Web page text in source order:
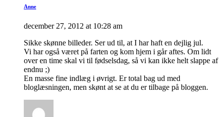
Anne
december 27, 2012 at 10:28 am
Sikke skønne billeder. Ser ud til, at I har haft en dejlig jul.
Vi har også været på farten og kom hjem i går aftes. Om lidt
over en time skal vi til fødselsdag, så vi kan ikke helt slappe af
endnu ;)
En masse fine indlæg i øvrigt. Er total bag ud med
bloglæsningen, men skønt at se at du er tilbage på bloggen.